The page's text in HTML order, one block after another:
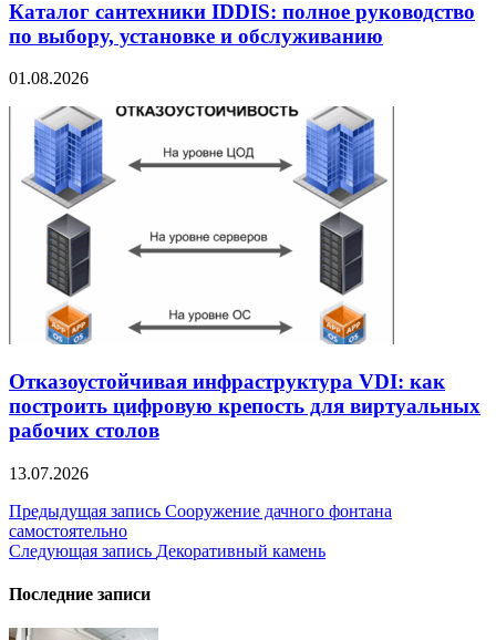
Каталог сантехники IDDIS: полное руководство
по выбору, установке и обслуживанию
01.08.2026
Отказоустойчивая инфраструктура VDI: как
построить цифровую крепость для виртуальных
рабочих столов
13.07.2026
Навигация
по
Предыдущая запись Сооружение дачного фонтана
самостоятельно
Следующая запись Декоративный камень
Последние записи